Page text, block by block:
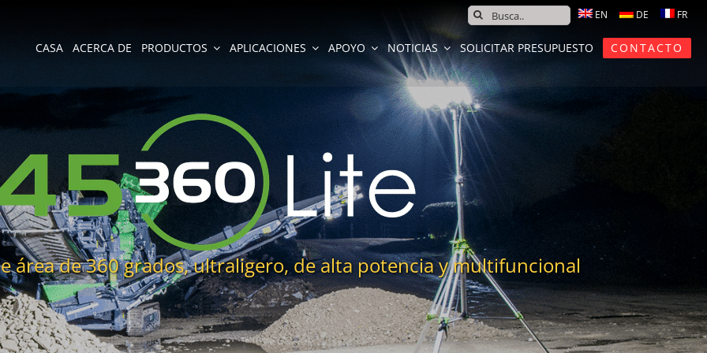
SEARCH
CASA ACERCA DE PRODUCTOS APLICACIONES APOYO NOTICIAS SOLICITAR PRESUPUESTO CONTACTO
área de 360 grados, ultraligero, de alta potencia y multifuncional